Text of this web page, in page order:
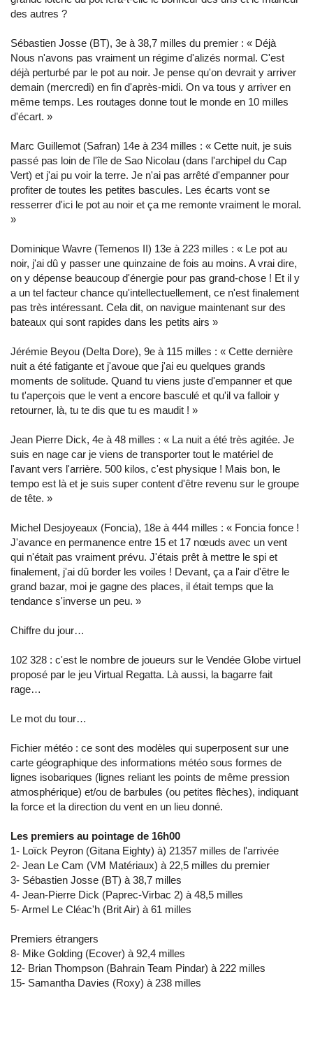
des autres ?
Sébastien Josse (BT), 3e à 38,7 milles du premier : « Déjà
Nous n'avons pas vraiment un régime d'alizés normal. C'est
déjà perturbé par le pot au noir. Je pense qu'on devrait y arriver
demain (mercredi) en fin d'après-midi. On va tous y arriver en
même temps. Les routages donne tout le monde en 10 milles
d'écart. »
Marc Guillemot (Safran) 14e à 234 milles : « Cette nuit, je suis
passé pas loin de l'île de Sao Nicolau (dans l'archipel du Cap
Vert) et j'ai pu voir la terre. Je n'ai pas arrêté d'empanner pour
profiter de toutes les petites bascules. Les écarts vont se
resserrer d'ici le pot au noir et ça me remonte vraiment le moral.
»
Dominique Wavre (Temenos II) 13e à 223 milles : « Le pot au
noir, j'ai dû y passer une quinzaine de fois au moins. A vrai dire,
on y dépense beaucoup d'énergie pour pas grand-chose ! Et il y
a un tel facteur chance qu'intellectuellement, ce n'est finalement
pas très intéressant. Cela dit, on navigue maintenant sur des
bateaux qui sont rapides dans les petits airs »
Jérémie Beyou (Delta Dore), 9e à 115 milles : « Cette dernière
nuit a été fatigante et j'avoue que j'ai eu quelques grands
moments de solitude. Quand tu viens juste d'empanner et que
tu t'aperçois que le vent a encore basculé et qu'il va falloir y
retourner, là, tu te dis que tu es maudit ! »
Jean Pierre Dick, 4e à 48 milles : « La nuit a été très agitée. Je
suis en nage car je viens de transporter tout le matériel de
l'avant vers l'arrière. 500 kilos, c'est physique ! Mais bon, le
tempo est là et je suis super content d'être revenu sur le groupe
de tête. »
Michel Desjoyeaux (Foncia), 18e à 444 milles : « Foncia fonce !
J'avance en permanence entre 15 et 17 nœuds avec un vent
qui n'était pas vraiment prévu. J'étais prêt à mettre le spi et
finalement, j'ai dû border les voiles ! Devant, ça a l'air d'être le
grand bazar, moi je gagne des places, il était temps que la
tendance s'inverse un peu. »
Chiffre du jour…
102 328 : c'est le nombre de joueurs sur le Vendée Globe virtuel
proposé par le jeu Virtual Regatta. Là aussi, la bagarre fait
rage…
Le mot du tour…
Fichier météo : ce sont des modèles qui superposent sur une
carte géographique des informations météo sous formes de
lignes isobariques (lignes reliant les points de même pression
atmosphérique) et/ou de barbules (ou petites flèches), indiquant
la force et la direction du vent en un lieu donné.
Les premiers au pointage de 16h00
1- Loïck Peyron (Gitana Eighty) à) 21357 milles de l'arrivée
2- Jean Le Cam (VM Matériaux) à 22,5 milles du premier
3- Sébastien Josse (BT) à 38,7 milles
4- Jean-Pierre Dick (Paprec-Virbac 2) à 48,5 milles
5- Armel Le Cléac'h (Brit Air) à 61 milles
Premiers étrangers
8- Mike Golding (Ecover) à 92,4 milles
12- Brian Thompson (Bahrain Team Pindar) à 222 milles
15- Samantha Davies (Roxy) à 238 milles